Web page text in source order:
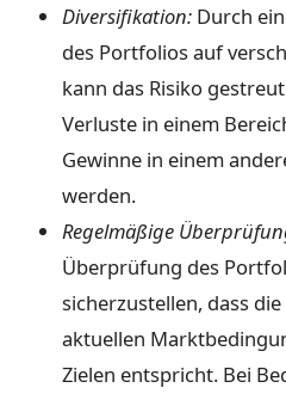
Diversifikation: Durch
des Portfolios auf
kann das Risiko
Verluste in einem
Gewinne in einem
werden.
Regelmäßige
Überprüfung des
sicherzustellen, dass
aktuellen
Zielen entspricht. Bei